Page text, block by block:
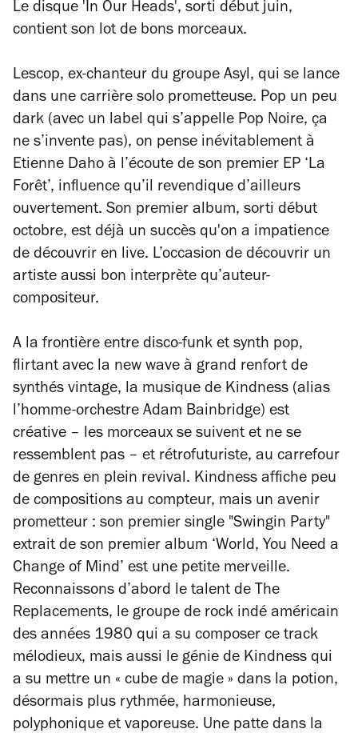
Le disque 'In Our Heads', sorti début juin,
contient son lot de bons morceaux.
Lescop, ex-chanteur du groupe Asyl, qui se lance
dans une carrière solo prometteuse. Pop un peu
dark (avec un label qui s’appelle Pop Noire, ça
ne s’invente pas), on pense inévitablement à
Etienne Daho à l’écoute de son premier EP ‘La
Forêt’, influence qu’il revendique d’ailleurs
ouvertement. Son premier album, sorti début
octobre, est déjà un succès qu'on a impatience
de découvrir en live. L’occasion de découvrir un
artiste aussi bon interprète qu’auteur-
compositeur.
A la frontière entre disco-funk et synth pop,
flirtant avec la new wave à grand renfort de
synthés vintage, la musique de Kindness (alias
l’homme-orchestre Adam Bainbridge) est
créative – les morceaux se suivent et ne se
ressemblent pas – et rétrofuturiste, au carrefour
de genres en plein revival. Kindness affiche peu
de compositions au compteur, mais un avenir
prometteur : son premier single "Swingin Party"
extrait de son premier album ‘World, You Need a
Change of Mind’ est une petite merveille.
Reconnaissons d’abord le talent de The
Replacements, le groupe de rock indé américain
des années 1980 qui a su composer ce track
mélodieux, mais aussi le génie de Kindness qui
a su mettre un « cube de magie » dans la potion,
désormais plus rythmée, harmonieuse,
polyphonique et vaporeuse. Une patte dans la